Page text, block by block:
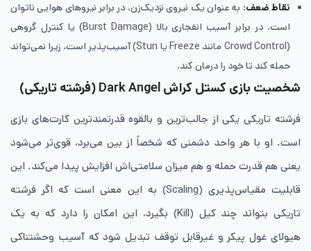
نقاط ضعف: به عنوان یک نیروی نزدیک‌زن، در برابر نیروهای هوایی ناتوان
است. در برابر آسیب انفجاری بالا (Burst Damage) یا کنترل گروهی
(Crowd Control مانند Freeze یا Stun) آسیب‌پذیر است، زیرا نمی‌تواند
حمله کند تا خود را درمان کند.
شخصیت بازی کستل کراش Dark Angel (فرشته تاریکی)
فرشته تاریکی یکی از جالب‌ترین و بالقوه قدرتمندترین کارت‌های بازی
است. او با هر واحد دشمنی که شخصاً از بین می‌برد، قوی‌تر می‌شود
یعنی هم قدرت حمله و هم میزان سلامتی‌اش افزایش پیدا می‌کند. این
قابلیت مقیاس‌پذیری (Scaling) به این معنی است که اگر فرشته
تاریکی بتواند چند کیل (Kill) بگیرد، این امکان را دارد که به یک
هیولای غول‌ پیکر و غیرقابل توقف تبدیل شود که آسیب وحشتناکی